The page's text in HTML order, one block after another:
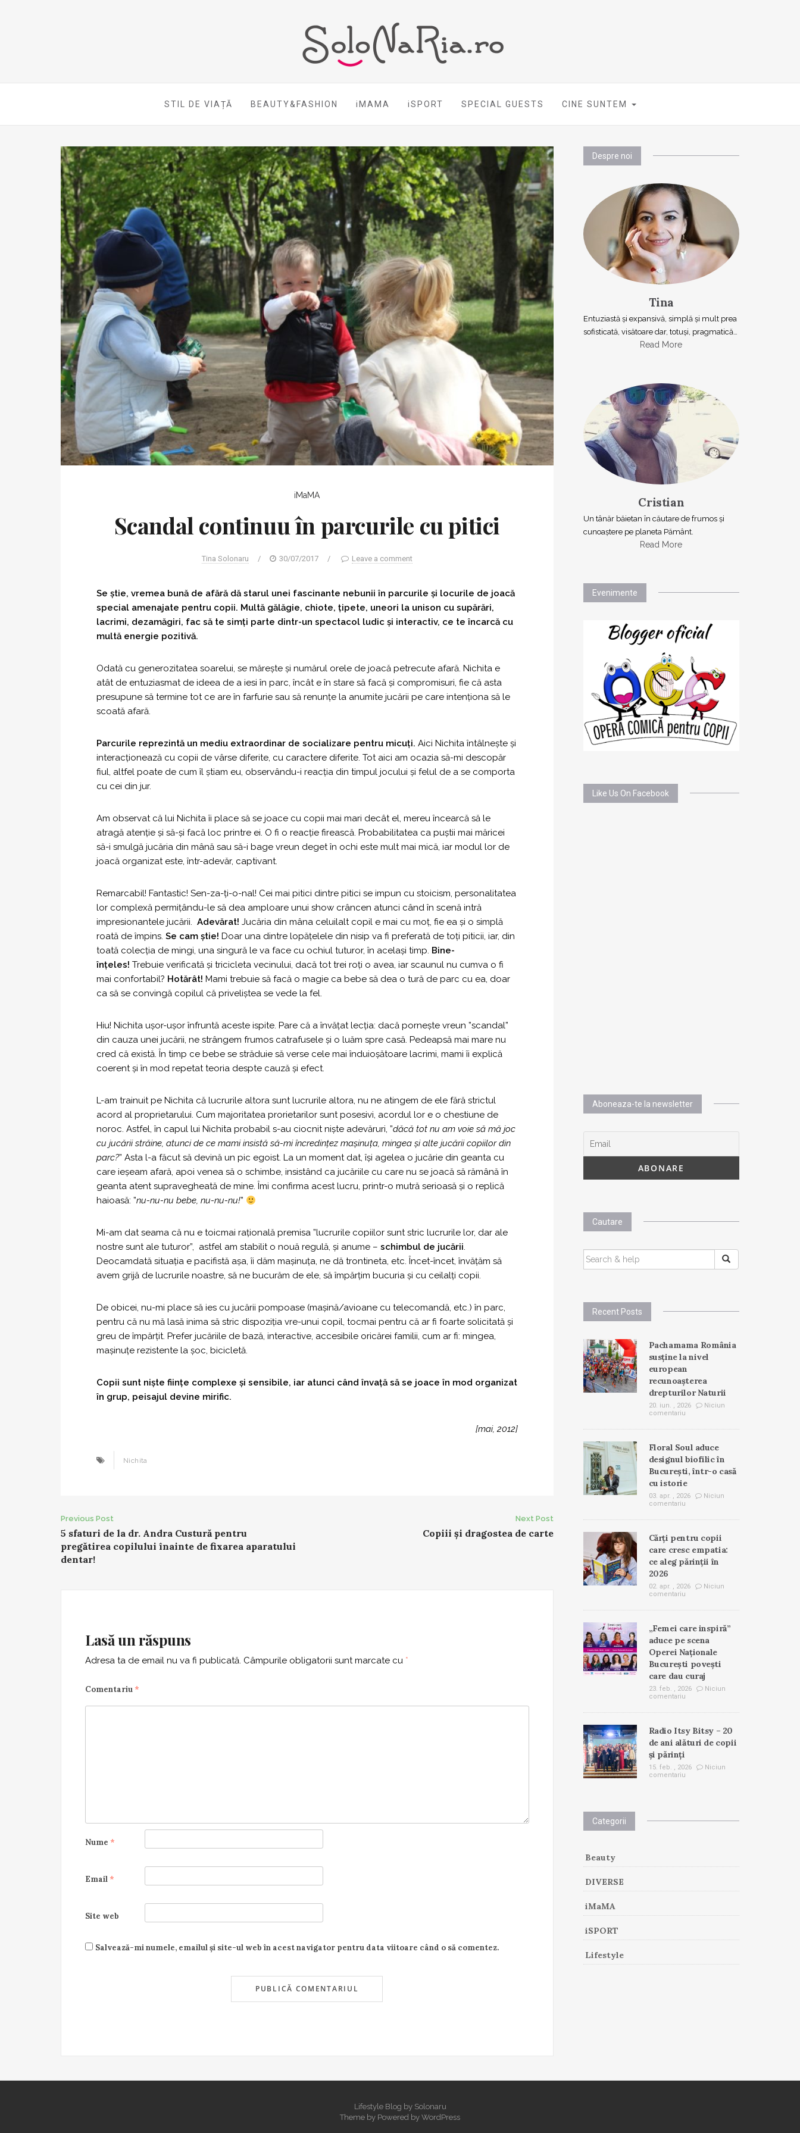
STIL DE VIAȚĂ BEAUTY&FASHION iMAMA iSPORT SPECIAL GUESTS CINE SUNTEM
iMaMA
Scandal continuu în parcurile cu pitici
Tina Solonaru / 30/07/2017 / Leave a comment
Se știe, vremea bună de afără dă starul unei fascinante nebunii în parcurile și locurile de joacă
special amenajate pentru copii. Multă gălăgie, chiote, țipete, uneori la unison cu supărări,
lacrimi, dezamăgiri, fac să te simți parte dintr-un spectacol ludic și interactiv, ce te încarcă cu
multă energie pozitivă.
Odată cu generozitatea soarelui, se mărește și numărul orele de joacă petrecute afară. Nichita e
atât de entuziasmat de ideea de a iesi în parc, încât e în stare să facă și compromisuri, fie că asta
presupune să termine tot ce are în farfurie sau să renunțe la anumite jucării pe care intenționa să le
scoată afară.
Parcurile reprezintă un mediu extraordinar de socializare pentru micuți. Aici Nichita întâlnește și
interacționează cu copii de vârse diferite, cu caractere diferite. Tot aici am ocazia să-mi descopăr
fiul, altfel poate de cum îl știam eu, observându-i reacția din timpul jocului și felul de a se comporta
cu cei din jur.
Am observat că lui Nichita îi place să se joace cu copii mai mari decât el, mereu încearcă să le
atragă atenție și să-și facă loc printre ei. O fi o reacție firească. Probabilitatea ca puștii mai măricei
să-i smulgă jucăria din mână sau să-i bage vreun deget în ochi este mult mai mică, iar modul lor de
joacă organizat este, într-adevăr, captivant.
Remarcabil! Fantastic! Sen-za-ți-o-nal! Cei mai pitici dintre pitici se impun cu stoicism, personalitatea
lor complexă permițându-le să dea amploare unui show crâncen atunci când în scenă intră
impresionantele jucării. Adevărat! Jucăria din mâna celuilalt copil e mai cu moț, fie ea și o simplă
roată de împins. Se cam știe! Doar una dintre lopățelele din nisip va fi preferată de toți piticii, iar, din
toată colecția de mingi, una singură le va face cu ochiul tuturor, în același timp. Bine-
înțeles! Trebuie verificată și tricicleta vecinului, dacă tot trei roți o avea, iar scaunul nu cumva o fi
mai confortabil? Hotărât! Mami trebuie să facă o magie ca bebe să dea o tură de parc cu ea, doar
ca să se convingă copilul că priveliștea se vede la fel.
Hiu! Nichita ușor-ușor înfruntă aceste ispite. Pare că a învățat lecția: dacă pornește vreun ”scandal”
din cauza unei jucării, ne strângem frumos catrafusele și o luăm spre casă. Pedeapsă mai mare nu
cred că există. În timp ce bebe se străduie să verse cele mai înduioșătoare lacrimi, mami îi explică
coerent și în mod repetat teoria despte cauză și efect.
L-am trainuit pe Nichita că lucrurile altora sunt lucrurile altora, nu ne atingem de ele fără strictul
acord al proprietarului. Cum majoritatea prorietarilor sunt posesivi, acordul lor e o chestiune de
noroc. Astfel, în capul lui Nichita probabil s-au ciocnit niște adevăruri, ”dăcă tot nu am voie să mă joc
cu jucării străine, atunci de ce mami insistă să-mi încredințez mașinuța, mingea și alte jucării copiilor din
parc?” Asta l-a făcut să devină un pic egoist. La un moment dat, își agelea o jucărie din geanta cu
care ieșeam afară, apoi venea să o schimbe, insistând ca jucăriile cu care nu se joacă să rămână în
geanta atent supravegheată de mine. Îmi confirma acest lucru, printr-o mutră serioasă și o replică
haioasă: ”nu-nu-nu bebe, nu-nu-nu!”
Mi-am dat seama că nu e toicmai rațională premisa ”lucrurile copiilor sunt stric lucrurile lor, dar ale
nostre sunt ale tuturor”, astfel am stabilit o nouă regulă, și anume – schimbul de jucării.
Deocamdată situația e pacifistă așa, îi dăm mașinuța, ne dă trontineta, etc. Încet-încet, învățăm să
avem grijă de lucrurile noastre, să ne bucurăm de ele, să împărțim bucuria și cu ceilalți copii.
De obicei, nu-mi place să ies cu jucării pompoase (mașină/avioane cu telecomandă, etc.) în parc,
pentru că nu mă lasă inima să stric dispoziția vre-unui copil, tocmai pentru că ar fi foarte solicitată și
greu de împărțit. Prefer jucăriile de bază, interactive, accesibile oricărei familii, cum ar fi: mingea,
mașinuțe rezistente la șoc, bicicletă.
Copii sunt niște ființe complexe și sensibile, iar atunci când învață să se joace în mod organizat
în grup, peisajul devine mirific.
[mai, 2012]
Nichita
Post
navigation
Previous Post
5 sfaturi de la dr. Andra Custură pentru
pregătirea copilului înainte de fixarea aparatului
dentar!
Next Post
Copiii și dragostea de carte
Lasă un răspuns
Adresa ta de email nu va fi publicată. Câmpurile obligatorii sunt marcate cu *
Comentariu *
Nume *
Email *
Site web
Salvează-mi numele, emailul și site-ul web în acest navigator pentru data viitoare când o să comentez.
Despre noi
Tina
Entuziastă şi expansivă, simplă şi mult prea
sofisticată, visătoare dar, totuşi, pragmatică…
Read More
Cristian
Un tânăr băietan în căutare de frumos și
cunoaștere pe planeta Pământ.
Read More
Evenimente
Like Us On Facebook
Aboneaza-te la newsletter
Cautare
SEARCH
FOR:
Recent Posts
Pachamama România
susține la nivel
european
recunoașterea
drepturilor Naturii
20. iun. , 2026
Niciun
comentariu
Floral Soul aduce
designul biofilic în
București, într-o casă
cu istorie
03. apr. , 2026
Niciun
comentariu
Cărți pentru copii
care cresc empatia:
ce aleg părinții în
2026
02. apr. , 2026
Niciun
comentariu
„Femei care inspiră”
aduce pe scena
Operei Naționale
București povești
care dau curaj
23. feb. , 2026
Niciun
comentariu
Radio Itsy Bitsy – 20
de ani alături de copii
și părinți
15. feb. , 2026
Niciun
comentariu
Categorii
Beauty
DIVERSE
iMaMA
iSPORT
Lifestyle
Lifestyle Blog by Solonaru
Theme by Powered by WordPress